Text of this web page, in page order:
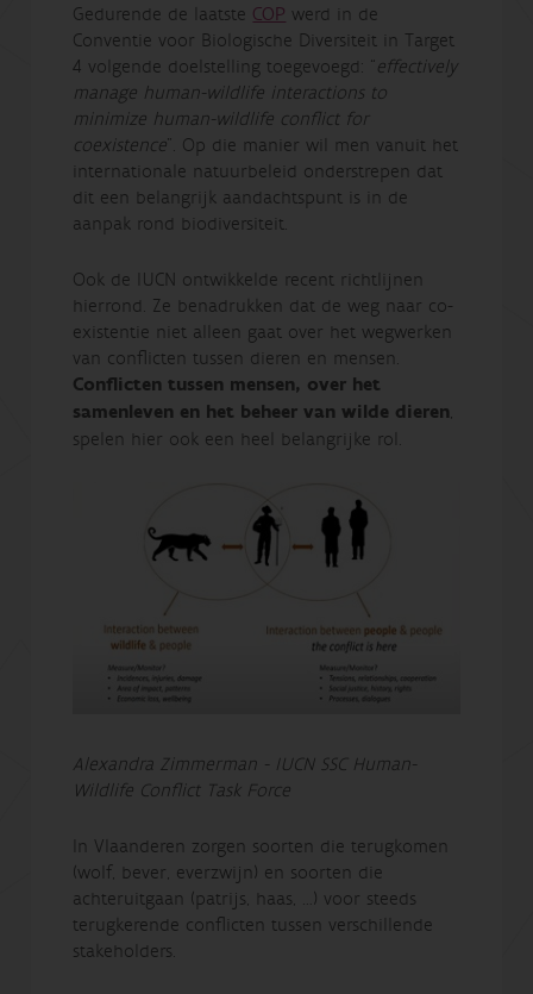
Gedurende de laatste COP werd in de
Conventie voor Biologische Diversiteit in Target
4 volgende doelstelling toegevoegd: “effectively
manage human-wildlife interactions to
minimize human-wildlife conflict for
coexistence”. Op die manier wil men vanuit het
internationale natuurbeleid onderstrepen dat
dit een belangrijk aandachtspunt is in de
aanpak rond biodiversiteit.
Ook de IUCN ontwikkelde recent richtlijnen
hierrond. Ze benadrukken dat de weg naar co-
existentie niet alleen gaat over het wegwerken
van conflicten tussen dieren en mensen.
Conflicten tussen mensen, over het
samenleven en het beheer van wilde dieren,
spelen hier ook een heel belangrijke rol.
Alexandra Zimmerman - IUCN SSC Human-
Wildlife Conflict Task Force
In Vlaanderen zorgen soorten die terugkomen
(wolf, bever, everzwijn) en soorten die
achteruitgaan (patrijs, haas, …) voor steeds
terugkerende conflicten tussen verschillende
stakeholders.